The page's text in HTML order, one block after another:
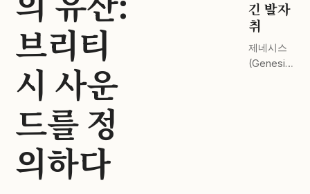
브리티
시 사운
드를 정
의하다
교.
긴 발자
취
제네시스
(Genesis)